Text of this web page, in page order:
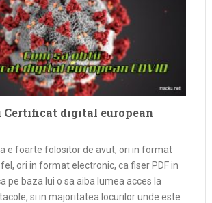
Certificat digital european
e foarte folositor de avut, ori in format
ori in format electronic, ca fiser PDF in
pe baza lui o sa aiba lumea acces la
si in majoritatea locurilor unde este